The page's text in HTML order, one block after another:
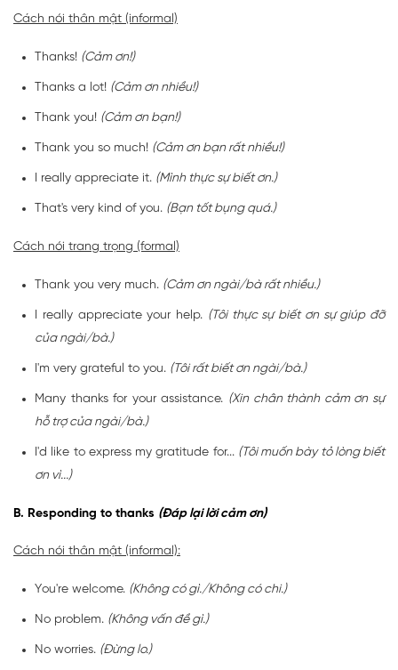
Cách nói thân mật (informal)
Thanks! (Cảm ơn!)
Thanks a lot! (Cảm ơn nhiều!)
Thank you! (Cảm ơn bạn!)
Thank you so much! (Cảm ơn bạn rất nhiều!)
I really appreciate it. (Mình thực sự biết ơn.)
That's very kind of you. (Bạn tốt bụng quá.)
Cách nói trang trọng (formal)
Thank you very much. (Cảm ơn ngài/bà rất nhiều.)
I really appreciate your help. (Tôi thực sự biết ơn sự giúp đỡ
của ngài/bà.)
I'm very grateful to you. (Tôi rất biết ơn ngài/bà.)
Many thanks for your assistance. (Xin chân thành cảm ơn sự
hỗ trợ của ngài/bà.)
I'd like to express my gratitude for... (Tôi muốn bày tỏ lòng biết
ơn vì...)
B. Responding to thanks (Đáp lại lời cảm ơn)
Cách nói thân mật (informal):
You're welcome. (Không có gì./Không có chi.)
No problem. (Không vấn đề gì.)
No worries. (Đừng lo.)